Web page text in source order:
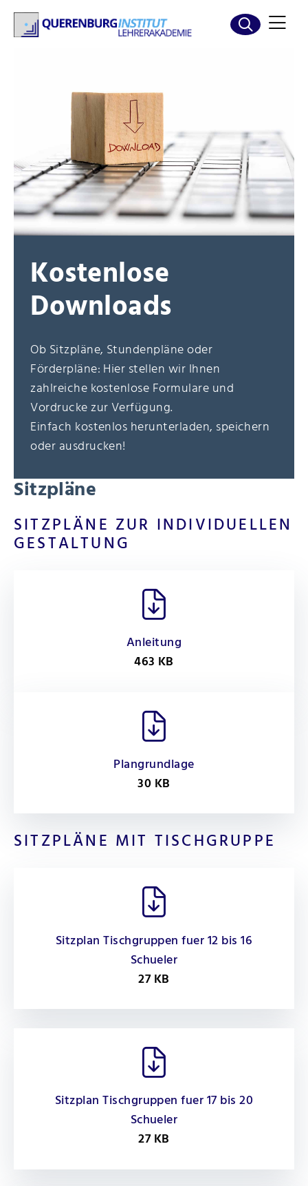
Kostenlose
Downloads
Ob Sitzpläne, Stundenpläne oder
Förderpläne: Hier stellen wir Ihnen
zahlreiche kostenlose Formulare und
Vordrucke zur Verfügung.
Einfach kostenlos herunterladen, speichern
oder ausdrucken!
Sitzpläne
SITZPLÄNE ZUR INDIVIDUELLEN
GESTALTUNG
Anleitung
463 KB
Plangrundlage
30 KB
SITZPLÄNE MIT TISCHGRUPPE
Sitzplan Tischgruppen fuer 12 bis 16
Schueler
27 KB
Sitzplan Tischgruppen fuer 17 bis 20
Schueler
27 KB